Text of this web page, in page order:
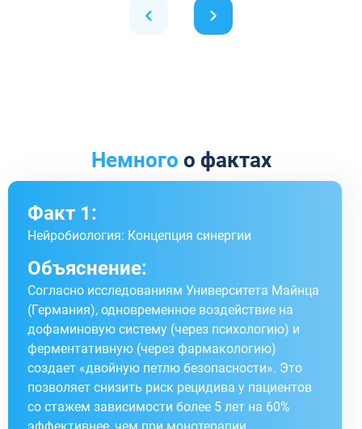
Немного о фактах
Факт 1:
Нейробиология: Концепция синергии
Объяснение:
Согласно исследованиям Университета Майнца
(Германия), одновременное воздействие на
дофаминовую систему (через психологию) и
ферментативную (через фармакологию)
создает «двойную петлю безопасности». Это
позволяет снизить риск рецидива у пациентов
со стажем зависимости более 5 лет на 60%